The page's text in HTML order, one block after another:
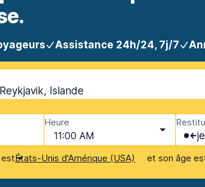
Assistance 24h/24, 7j/7
Islande
Heure
11:00 AM
États-Unis d'Amérique (USA) et son âge